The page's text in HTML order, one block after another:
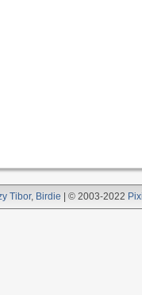
Tibor, Birdie | © 2003-2022